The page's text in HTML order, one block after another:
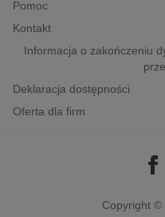
Pomoc
Kontakt
Informacja o zakończeniu
Deklaracja dostępności
Oferta dla firm
Copyright ©